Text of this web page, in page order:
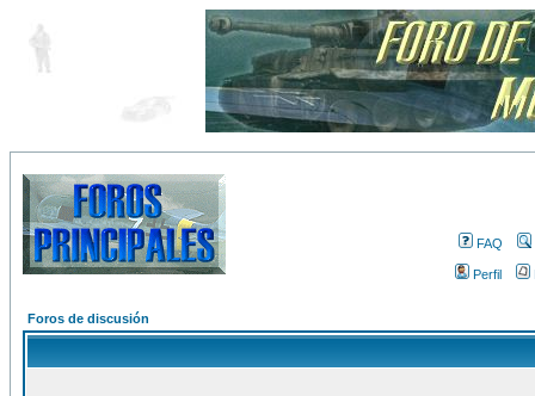
FAQ
Perfil
Foros de discusión